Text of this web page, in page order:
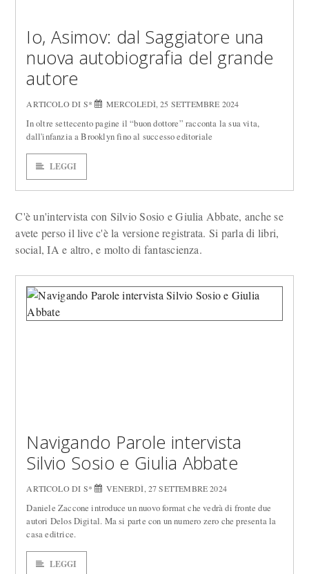
Io, Asimov: dal Saggiatore una
nuova autobiografia del grande
autore
ARTICOLO DI S* MERCOLEDÌ, 25 SETTEMBRE 2024
In oltre settecento pagine il “buon dottore” racconta la sua vita,
dall'infanzia a Brooklyn fino al successo editoriale
LEGGI
C'è un'intervista con Silvio Sosio e Giulia Abbate, anche se
avete perso il live c'è la versione registrata. Si parla di libri,
social, IA e altro, e molto di fantascienza.
Navigando Parole intervista
Silvio Sosio e Giulia Abbate
ARTICOLO DI S* VENERDÌ, 27 SETTEMBRE 2024
Daniele Zaccone introduce un nuovo format che vedrà di fronte due
autori Delos Digital. Ma si parte con un numero zero che presenta la
casa editrice.
LEGGI